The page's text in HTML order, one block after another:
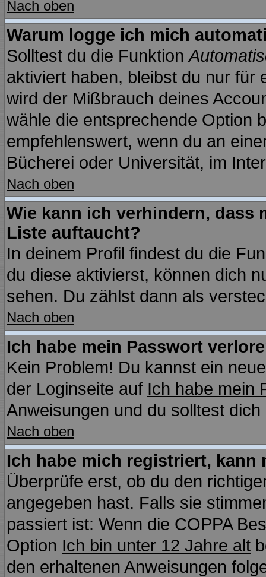
Nach oben
Warum logge ich mich
Solltest du die Funktion
aktiviert haben, bleibst du nur für
wird der Mißbrauch deines
wähle die entsprechende Option
empfehlenswert, wenn du an
Bücherei oder Universität, im
Nach oben
Wie kann ich verhindern, dass
Liste auftaucht?
In deinem Profil findest du die
du diese aktivierst, können dich
sehen. Du zählst dann als
Nach oben
Ich habe mein Passwort
Kein Problem! Du kannst ein
der Loginseite auf Ich habe mein
Anweisungen und du solltest
Nach oben
Ich habe mich registriert,
Überprüfe erst, ob du den
angegeben hast. Falls sie
passiert ist: Wenn die COPPA
Option Ich bin unter 12 Jahre alt
den erhaltenen Anweisungen